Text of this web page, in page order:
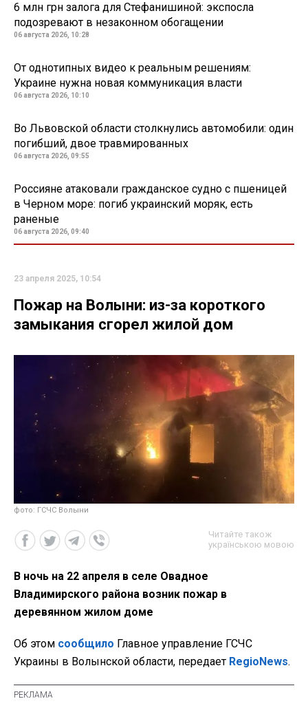
6 млн грн залога для Стефанишиной: экспосла
подозревают в незаконном обогащении
06 августа 2026, 10:28
От однотипных видео к реальным решениям:
Украине нужна новая коммуникация власти
06 августа 2026, 10:10
Во Львовской области столкнулись автомобили: один
погибший, двое травмированных
06 августа 2026, 09:55
Россияне атаковали гражданское судно с пшеницей
в Черном море: погиб украинский моряк, есть
раненые
06 августа 2026, 09:40
23 апреля 2025, 10:54
Пожар на Волыни: из-за короткого
замыкания сгорел жилой дом
фото: ГСЧС Волыни
Читайте також
українською мовою
В ночь на 22 апреля в селе Овадное
Владимирского района возник пожар в
деревянном жилом доме
Об этом сообщило Главное управление ГСЧС
Украины в Волынской области, передает RegioNews.